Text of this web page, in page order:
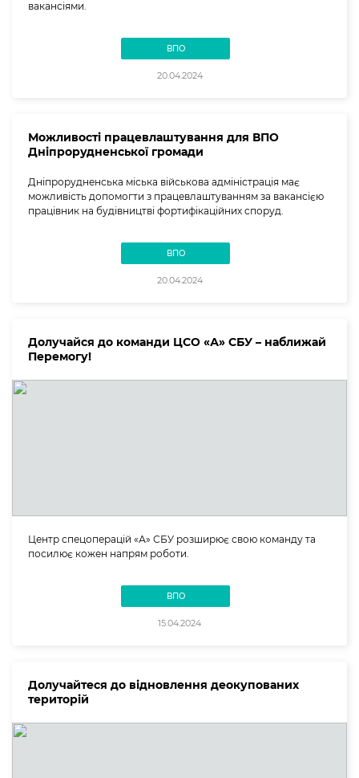
вакансіями.
ВПО
20.04.2024
Можливості працевлаштування для ВПО
Дніпрорудненської громади
Дніпрорудненська міська військова адміністрація має
можливість допомогти з працевлаштуванням за вакансією
працівник на будівництві фортифікаційних споруд.
ВПО
20.04.2024
Долучайся до команди ЦСО «А» СБУ – наближай
Перемогу!
Центр спецоперацій «А» СБУ розширює свою команду та
посилює кожен напрям роботи.
ВПО
15.04.2024
Долучайтеся до відновлення деокупованих
територій